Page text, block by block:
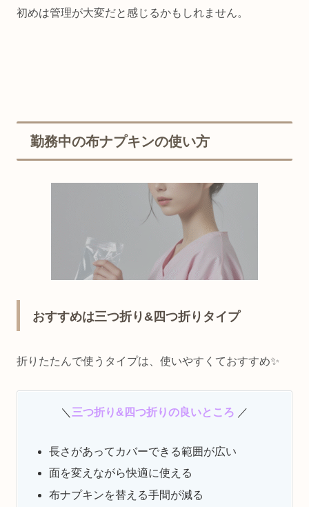
初めは管理が大変だと感じるかもしれません。
勤務中の布ナプキンの使い方
おすすめは三つ折り&四つ折りタイプ
折りたたんで使うタイプは、使いやすくておすすめ✨
＼ 三つ折り&四つ折りの良いところ ／
長さがあってカバーできる範囲が広い
面を変えながら快適に使える
布ナプキンを替える手間が減る